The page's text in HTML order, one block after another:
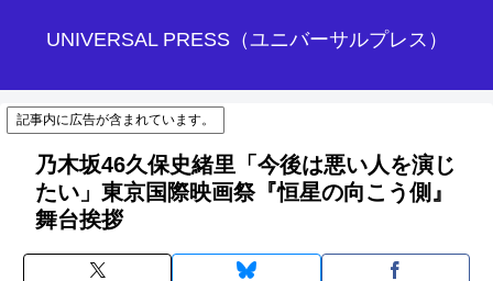
UNIVERSAL PRESS（ユニバーサルプレス）
記事内に広告が含まれています。
乃木坂46久保史緒里「今後は悪い人を演じ
たい」東京国際映画祭『恒星の向こう側』
舞台挨拶